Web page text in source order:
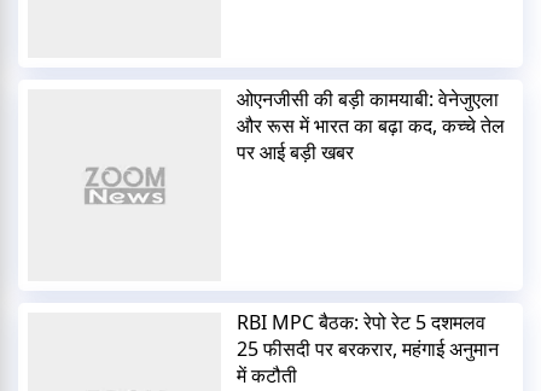
ओएनजीसी की बड़ी कामयाबी: वेनेजुएला
और रूस में भारत का बढ़ा कद, कच्चे तेल
पर आई बड़ी खबर
RBI MPC बैठक: रेपो रेट 5 दशमलव
25 फीसदी पर बरकरार, महंगाई अनुमान
में कटौती